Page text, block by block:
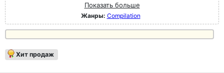
Показать больше
Жанры: Compilation
Хит продаж